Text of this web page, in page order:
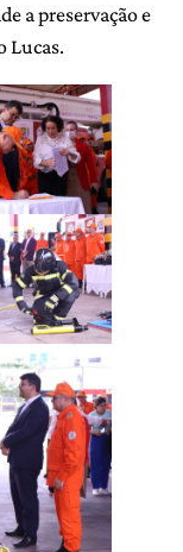
a preservação e
Lucas.